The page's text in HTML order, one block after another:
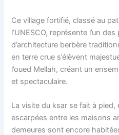
Ce village fortifié, classé au
l’UNESCO, représente l’un
d’architecture berbère
en terre crue s’élèvent
l’oued Mellah, créant un
et spectaculaire.
La visite du ksar se fait à pied,
escarpées entre les maisons
demeures sont encore